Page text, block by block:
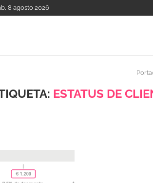
8 agosto 2026
ESTATUS DE